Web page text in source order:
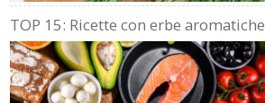
TOP 15: Ricette con erbe aromatiche